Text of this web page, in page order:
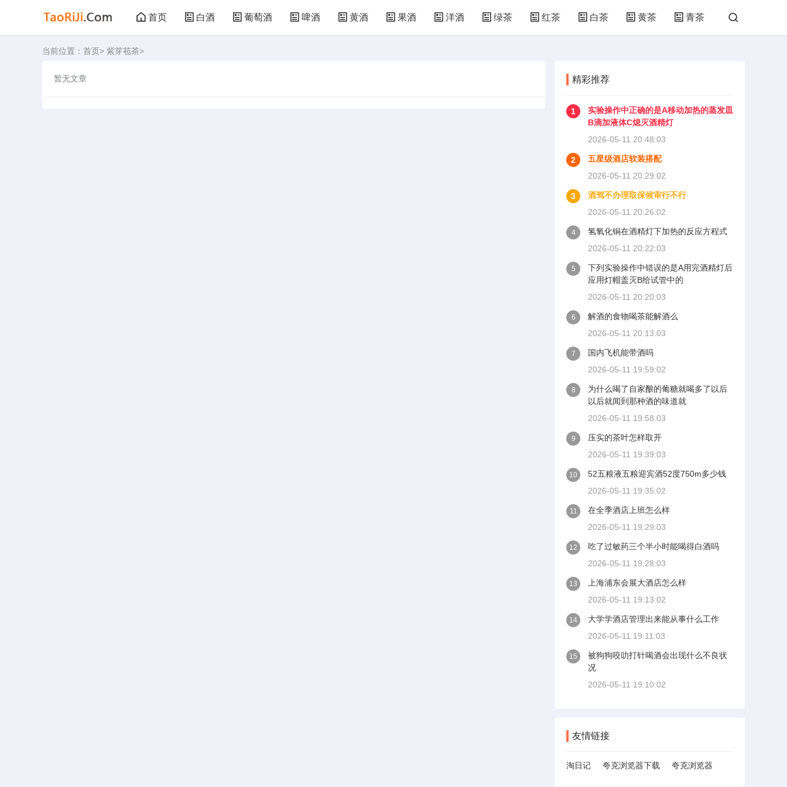
首页 白酒 葡萄酒 啤酒 黄酒 果酒 洋酒 绿茶 红茶 白茶 黄茶 青茶
当前位置： 首页> 紫芽苞茶>
暂无文章 精彩推荐
1
实验操作中正确的是A移动加热的蒸发皿
B滴加液体C熄灭酒精灯
2026-05-11 20:48:03
2
五星级酒店软装搭配
2026-05-11 20:29:02
3
酒驾不办理取保候审行不行
2026-05-11 20:26:02
4
氢氧化铜在酒精灯下加热的反应方程式
2026-05-11 20:22:03
5
下列实验操作中错误的是A用完酒精灯后
应用灯帽盖灭B给试管中的
2026-05-11 20:20:03
6
解酒的食物喝茶能解酒么
2026-05-11 20:13:03
7
国内飞机能带酒吗
2026-05-11 19:59:02
8
为什么喝了自家酿的葡糖就喝多了以后
以后就闻到那种酒的味道就
2026-05-11 19:58:03
9
压实的茶叶怎样取开
2026-05-11 19:39:03
10
52五粮液五粮迎宾酒52度750m多少钱
2026-05-11 19:35:02
11
在全季酒店上班怎么样
2026-05-11 19:29:03
12
吃了过敏药三个半小时能喝得白酒吗
2026-05-11 19:28:03
13
上海浦东会展大酒店怎么样
2026-05-11 19:13:02
14
大学学酒店管理出来能从事什么工作
2026-05-11 19:11:03
15
被狗狗咬叻打针喝酒会出现什么不良状
况
2026-05-11 19:10:02
友情链接
淘日记 夸克浏览器下载 夸克浏览器